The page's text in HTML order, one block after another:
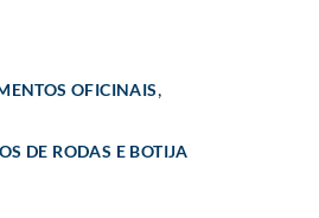
OFICINAIS,
DE RODAS E BOTIJA